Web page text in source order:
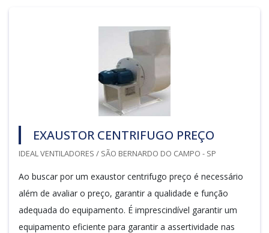
EXAUSTOR CENTRIFUGO PREÇO
IDEAL VENTILADORES / SÃO BERNARDO DO CAMPO - SP
Ao buscar por um exaustor centrifugo preço é necessário
além de avaliar o preço, garantir a qualidade e função
adequada do equipamento. É imprescindível garantir um
equipamento eficiente para garantir a assertividade nas